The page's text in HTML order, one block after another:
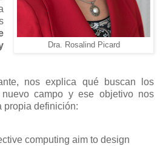
Dra. Rosalind Picard
nos explica qué buscan los
campo y ese objetivo nos
propia definición:
computing aim to design